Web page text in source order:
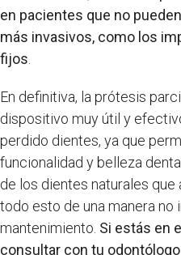
en pacientes que no
más invasivos, como los
fijos
En definitiva, la prótesis
dispositivo muy útil y
perdido dientes, ya que
funcionalidad y belleza
de los dientes naturales que
todo esto de una manera no
mantenimiento. Si estás en
consultar con tu